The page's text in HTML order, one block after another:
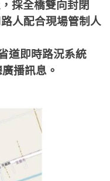
採全橋雙向封閉
人配合現場管制人
道即時路況系統
播訊息。